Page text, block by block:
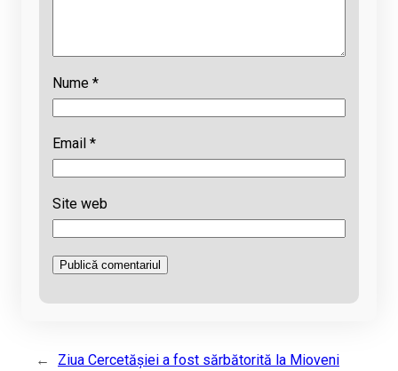
Nume *
Email *
Site web
←
Ziua Cercetăşiei a fost sărbătorită la Mioveni